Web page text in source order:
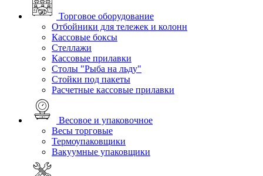
Торговое оборудование
Отбойники для тележек и колонн
Кассовые боксы
Стеллажи
Кассовые прилавки
Столы "Рыба на льду"
Стойки под пакеты
Расчетные кассовые прилавки
Весовое и упаковочное
Весы торговые
Термоупаковщики
Вакуумные упаковщики